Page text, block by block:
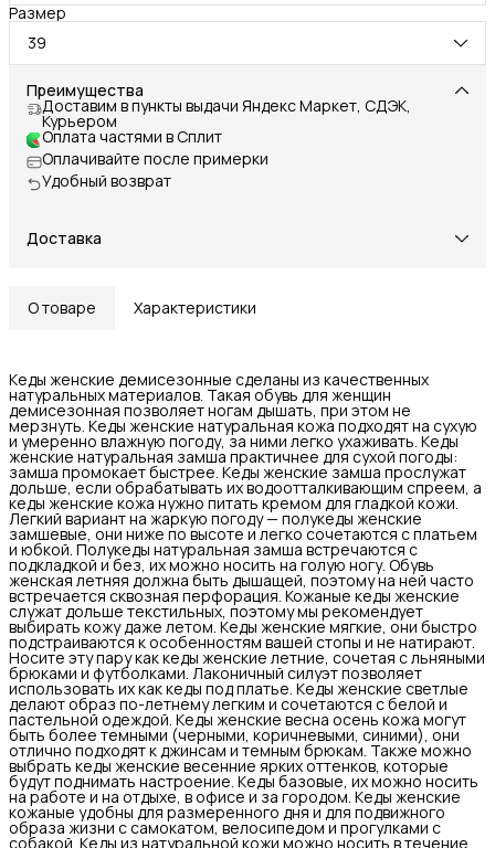
Размер
39
Преимущества
Доставим в пункты выдачи Яндекс Маркет, СДЭК,
Курьером
Оплата частями в Сплит
Оплачивайте после примерки
Удобный возврат
Доставка
О товаре Характеристики
Кеды женские демисезонные сделаны из качественных
натуральных материалов. Такая обувь для женщин
демисезонная позволяет ногам дышать, при этом не
мерзнуть. Кеды женские натуральная кожа подходят на сухую
и умеренно влажную погоду, за ними легко ухаживать. Кеды
женские натуральная замша практичнее для сухой погоды:
замша промокает быстрее. Кеды женские замша прослужат
дольше, если обрабатывать их водоотталкивающим спреем, а
кеды женские кожа нужно питать кремом для гладкой кожи.
Легкий вариант на жаркую погоду — полукеды женские
замшевые, они ниже по высоте и легко сочетаются с платьем
и юбкой. Полукеды натуральная замша встречаются с
подкладкой и без, их можно носить на голую ногу. Обувь
женская летняя должна быть дышащей, поэтому на ней часто
встречается сквозная перфорация. Кожаные кеды женские
служат дольше текстильных, поэтому мы рекомендует
выбирать кожу даже летом. Кеды женские мягкие, они быстро
подстраиваются к особенностям вашей стопы и не натирают.
Носите эту пару как кеды женские летние, сочетая с льняными
брюками и футболками. Лаконичный силуэт позволяет
использовать их как кеды под платье. Кеды женские светлые
делают образ по-летнему легким и сочетаются с белой и
пастельной одеждой. Кеды женские весна осень кожа могут
быть более темными (черными, коричневыми, синими), они
отлично подходят к джинсам и темным брюкам. Также можно
выбрать кеды женские весенние ярких оттенков, которые
будут поднимать настроение. Кеды базовые, их можно носить
на работе и на отдыхе, в офисе и за городом. Кеды женские
кожаные удобны для размеренного дня и для подвижного
образа жизни с самокатом, велосипедом и прогулками с
собакой. Кеды из натуральной кожи можно носить в течение